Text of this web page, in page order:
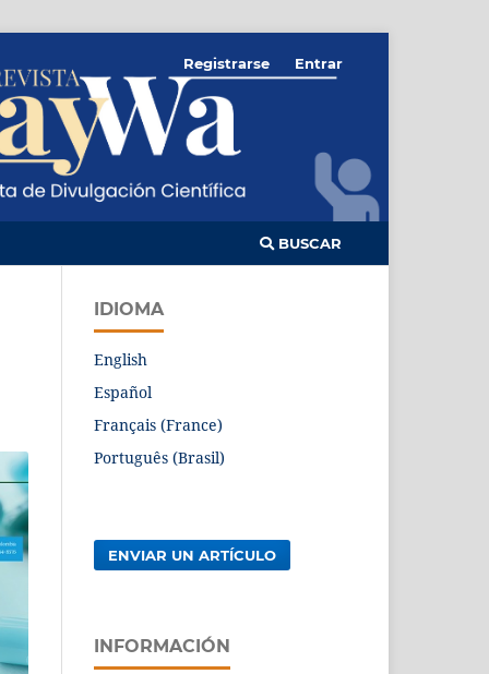
BUSCAR
Registrarse Entrar
IDIOMA
English
Español
Français (France)
Português (Brasil)
ENVIAR UN ARTÍCULO
INFORMACIÓN